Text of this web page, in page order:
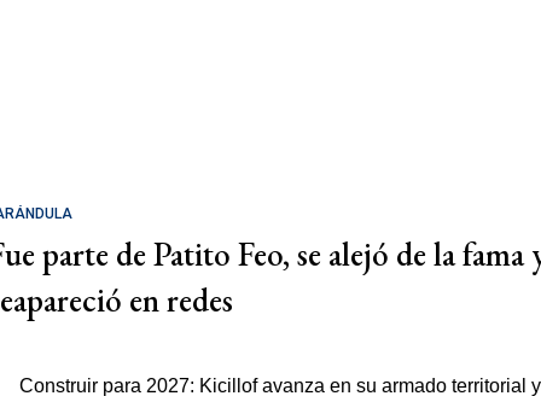
parte de Patito Feo, se alejó de la fama
en redes